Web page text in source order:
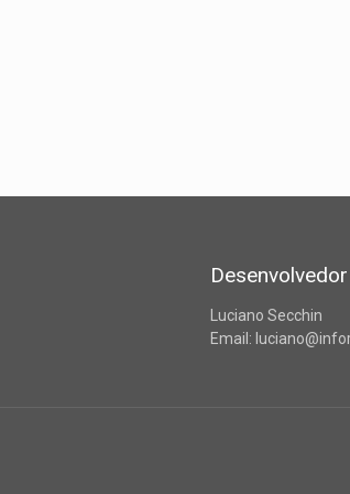
Desenvolvedor
Luciano Secchin
Email: